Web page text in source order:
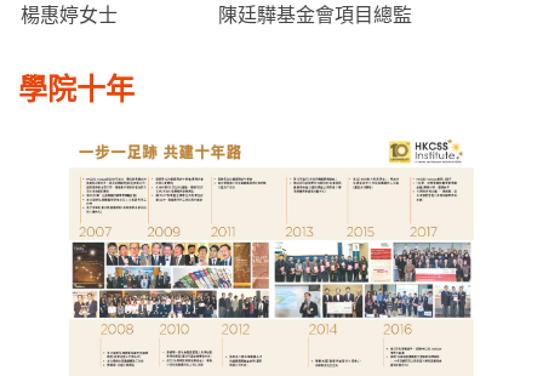
楊惠婷女士
陳廷驊基金會項目總監
學院十年